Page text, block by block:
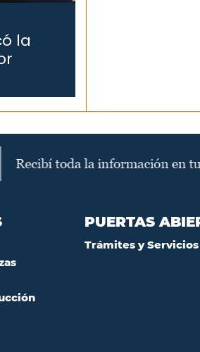
la
PUERTAS
Trámites y Servicios